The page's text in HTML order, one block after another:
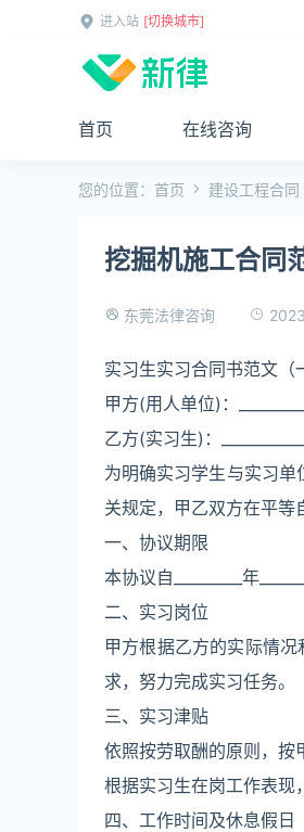
进入站 [切换城市]
首页 在线咨询
您的位置： 首页 建设工程合同
挖掘机施工合同
东莞法律咨询
实习生实习合同书范文（
甲方(用人单位)：
乙方(实习生)：
为明确实习学生与实习
关规定，甲乙双方在平等
一、协议期限
本协议自_________年
二、实习岗位
甲方根据乙方的实际情
求，努力完成实习任务。
三、实习津贴
依照按劳取酬的原则，按
根据实习生在岗工作表现
四、工作时间及休息假日